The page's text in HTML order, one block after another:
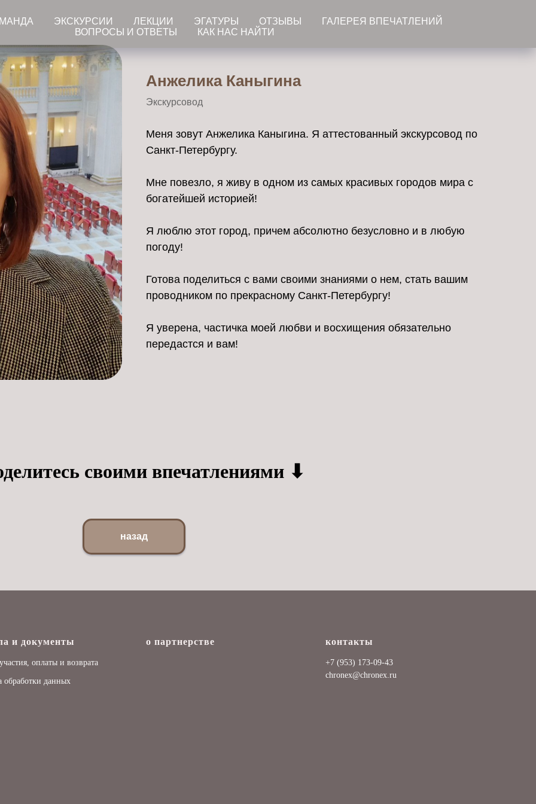
Анжелика Каныгина
Экскурсовод
Меня зовут Анжелика Каныгина. Я аттестованный экскурсовод по
Санкт-Петербургу.
Мне повезло, я живу в одном из самых красивых городов мира с
богатейшей историей!
Я люблю этот город, причем абсолютно безусловно и в любую
погоду!
Готова поделиться с вами своими знаниями о нем, стать вашим
проводником по прекрасному Санкт-Петербургу!
Я уверена, частичка моей любви и восхищения обязательно
передастся и вам!
своими впечатлениями ⬇
назад
ЭКСКУРСИИ ЛЕКЦИИ ЭГАТУРЫ ОТЗЫВЫ
ГАЛЕРЕЯ ВПЕЧАТЛЕНИЙ
ВОПРОСЫ И ОТВЕТЫ
КАК НАС НАЙТИ
и документы
оплаты и возврата
обработки данных
о партнерстве контакты
+7 (953) 173-09-43
chronex@chronex.ru